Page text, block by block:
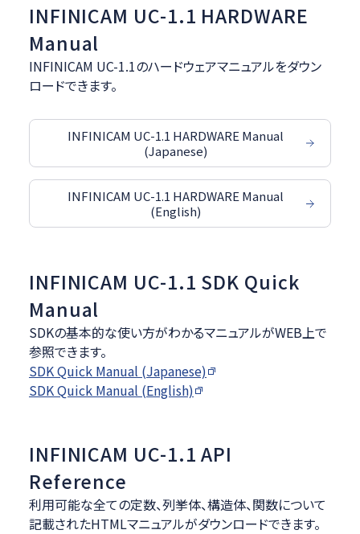
INFINICAM UC-1.1 HARDWARE
Manual
INFINICAM UC-1.1のハードウェアマニュアルをダウン
ロードできます。
INFINICAM UC-1.1 HARDWARE Manual
(Japanese)
INFINICAM UC-1.1 HARDWARE Manual
(English)
INFINICAM UC-1.1 SDK Quick
Manual
SDKの基本的な使い方がわかるマニュアルがWEB上で
参照できます。
SDK Quick Manual (Japanese)
SDK Quick Manual (English)
INFINICAM UC-1.1 API
Reference
利用可能な全ての定数、列挙体、構造体、関数について
記載されたHTMLマニュアルがダウンロードできます。